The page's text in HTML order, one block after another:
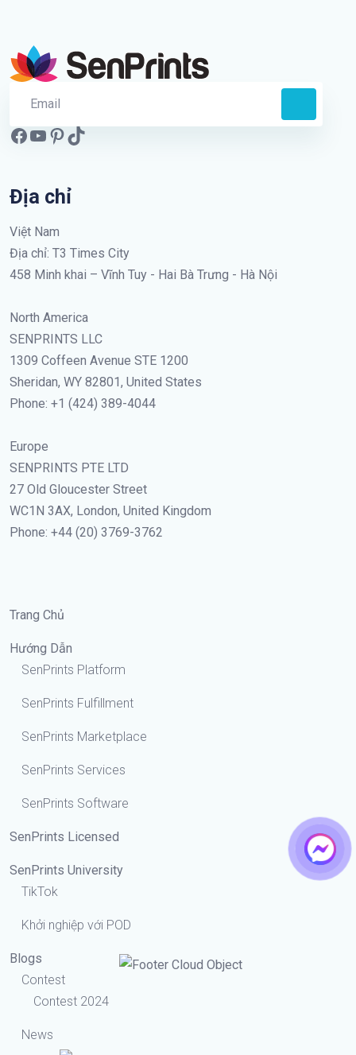
Địa chỉ
Việt Nam
Địa chỉ: T3 Times City
458 Minh khai – Vĩnh Tuy - Hai Bà Trưng - Hà Nội
North America
SENPRINTS LLC
1309 Coffeen Avenue STE 1200
Sheridan, WY 82801, United States
Phone: +1 (424) 389-4044
Europe
SENPRINTS PTE LTD
27 Old Gloucester Street
WC1N 3AX, London, United Kingdom
Phone: +44 (20) 3769-3762
Trang Chủ
Hướng Dẫn
SenPrints Platform
SenPrints Fulfillment
SenPrints Marketplace
SenPrints Services
SenPrints Software
SenPrints Licensed
SenPrints University
TikTok
Khởi nghiệp với POD
Blogs
Contest
Contest 2024
News